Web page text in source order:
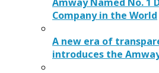
Company in the World
A new era of
introduces the